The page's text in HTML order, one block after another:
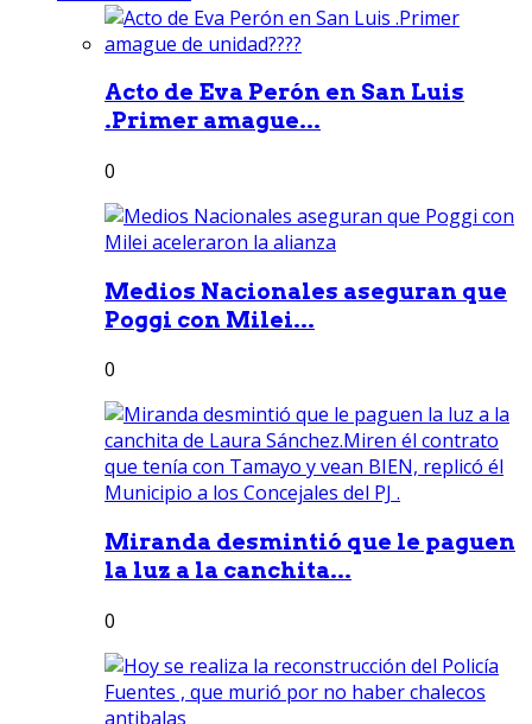
Acto de Eva Perón en San Luis
.Primer amague...
0
Medios Nacionales aseguran que
Poggi con Milei...
0
Miranda desmintió que le paguen
la luz a la canchita...
0